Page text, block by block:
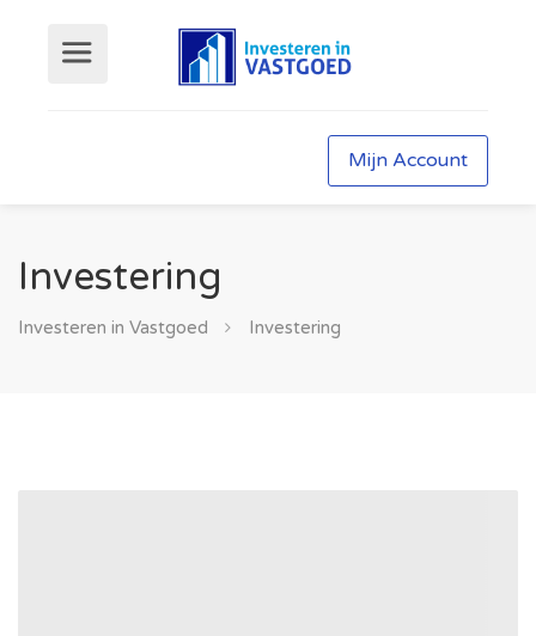
Mijn Account
Investering
Investeren in Vastgoed Investering